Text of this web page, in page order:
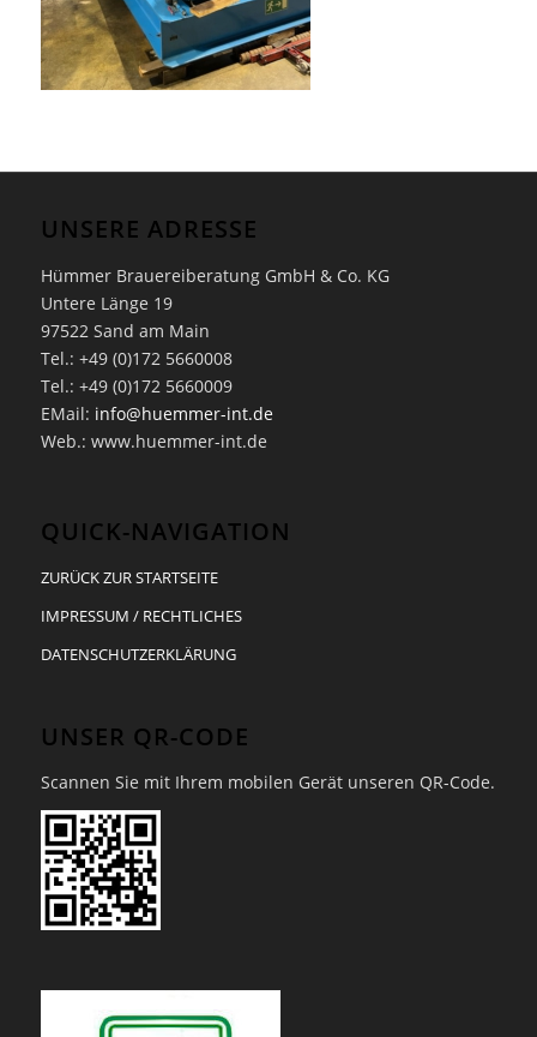
UNSERE ADRESSE
Hümmer Brauereiberatung GmbH & Co. KG
Untere Länge 19
97522 Sand am Main
Tel.: +49 (0)172 5660008
Tel.: +49 (0)172 5660009
EMail: info@huemmer-int.de
Web.: www.huemmer-int.de
QUICK-NAVIGATION
ZURÜCK ZUR STARTSEITE
IMPRESSUM / RECHTLICHES
DATENSCHUTZERKLÄRUNG
UNSER QR-CODE
Scannen Sie mit Ihrem mobilen Gerät unseren QR-Code.